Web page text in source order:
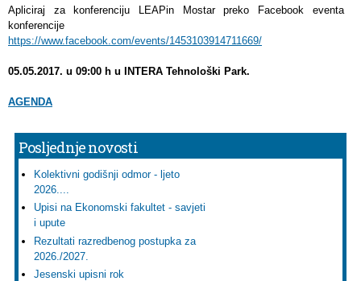
Apliciraj za konferenciju LEAPin Mostar preko Facebook eventa
konferencije
https://www.facebook.com/events/1453103914711669/
05.05.2017. u 09:00 h u INTERA Tehnološki Park.
AGENDA
Posljednje novosti
Kolektivni godišnji odmor - ljeto
2026....
Upisi na Ekonomski fakultet - savjeti
i upute
Rezultati razredbenog postupka za
2026./2027.
Jesenski upisni rok